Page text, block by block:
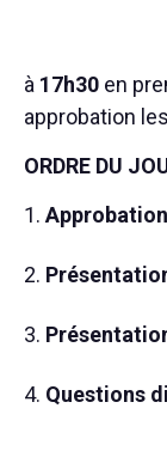
à 17h30 en
approbation
ORDRE DU
Questions